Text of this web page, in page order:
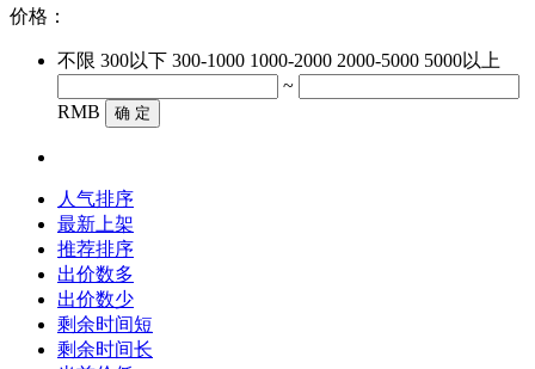
价格：
不限 300以下 300-1000 1000-2000 2000-5000 5000以上
~
RMB
确 定
人气排序
最新上架
推荐排序
出价数多
出价数少
剩余时间短
剩余时间长